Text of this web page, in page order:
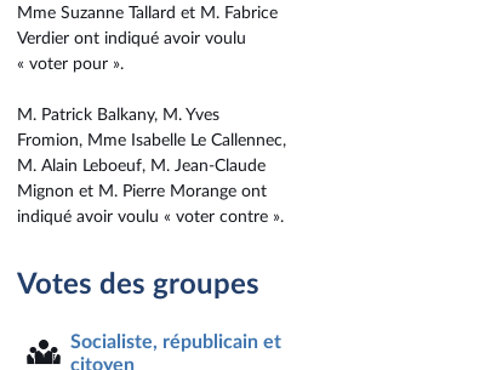
Mme Suzanne Tallard et M. Fabrice
Verdier ont indiqué avoir voulu
« voter pour ».
M. Patrick Balkany, M. Yves
Fromion, Mme Isabelle Le Callennec,
M. Alain Leboeuf, M. Jean-Claude
Mignon et M. Pierre Morange ont
indiqué avoir voulu « voter contre ».
Votes des groupes
Socialiste, républicain et
citoyen